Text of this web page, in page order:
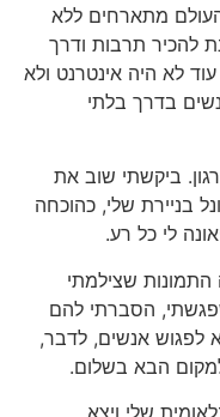
מתארחים ללא
להכיר תרבות ודרך
אחרת. להזכירכם, בשנת 1980, עוד לא היה אינטרנט ולא
בדרך בלתי
ביקשתי שוב את
בניירת שלי, כהוכחה
לי כל רע.
שצילמתי
הסברתי להם
לפגוש אנשים, לדבר,
הבא בשלום.